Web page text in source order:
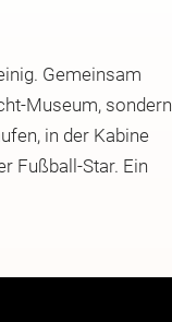
Gemeinsam
Museum, sondern
in der Kabine
Fußball-Star. Ein